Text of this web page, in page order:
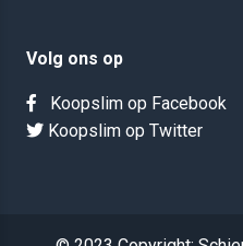
Volg ons op
Koopslim op Facebook
Koopslim op Twitter